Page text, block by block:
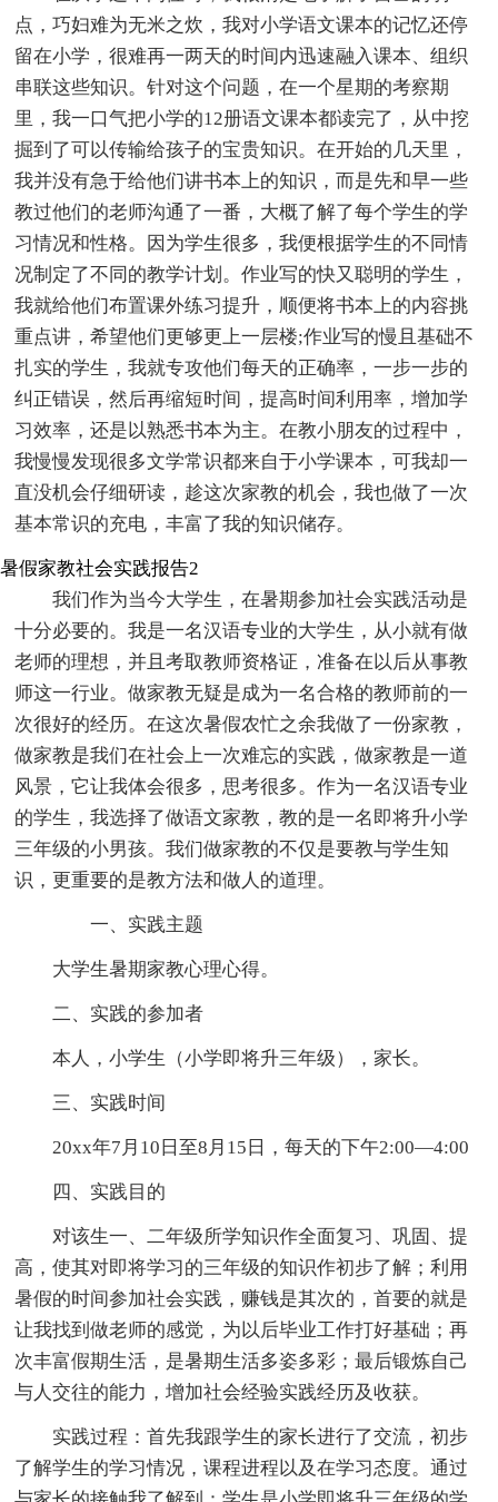
点，巧妇难为无米之炊，我对小学语文课本的记忆还停
留在小学，很难再一两天的时间内迅速融入课本、组织
串联这些知识。针对这个问题，在一个星期的考察期
里，我一口气把小学的12册语文课本都读完了，从中挖
掘到了可以传输给孩子的宝贵知识。在开始的几天里，
我并没有急于给他们讲书本上的知识，而是先和早一些
教过他们的老师沟通了一番，大概了解了每个学生的学
习情况和性格。因为学生很多，我便根据学生的不同情
况制定了不同的教学计划。作业写的快又聪明的学生，
我就给他们布置课外练习提升，顺便将书本上的内容挑
重点讲，希望他们更够更上一层楼;作业写的慢且基础不
扎实的学生，我就专攻他们每天的正确率，一步一步的
纠正错误，然后再缩短时间，提高时间利用率，增加学
习效率，还是以熟悉书本为主。在教小朋友的过程中，
我慢慢发现很多文学常识都来自于小学课本，可我却一
直没机会仔细研读，趁这次家教的机会，我也做了一次
基本常识的充电，丰富了我的知识储存。
暑假家教社会实践报告2
我们作为当今大学生，在暑期参加社会实践活动是
十分必要的。我是一名汉语专业的大学生，从小就有做
老师的理想，并且考取教师资格证，准备在以后从事教
师这一行业。做家教无疑是成为一名合格的教师前的一
次很好的经历。在这次暑假农忙之余我做了一份家教，
做家教是我们在社会上一次难忘的实践，做家教是一道
风景，它让我体会很多，思考很多。作为一名汉语专业
的学生，我选择了做语文家教，教的是一名即将升小学
三年级的小男孩。我们做家教的不仅是要教与学生知
识，更重要的是教方法和做人的道理。
一、实践主题
大学生暑期家教心理心得。
二、实践的参加者
本人，小学生（小学即将升三年级），家长。
三、实践时间
20xx年7月10日至8月15日，每天的下午2:00—4:00
四、实践目的
对该生一、二年级所学知识作全面复习、巩固、提
高，使其对即将学习的三年级的知识作初步了解；利用
暑假的时间参加社会实践，赚钱是其次的，首要的就是
让我找到做老师的感觉，为以后毕业工作打好基础；再
次丰富假期生活，是暑期生活多姿多彩；最后锻炼自己
与人交往的能力，增加社会经验实践经历及收获。
实践过程：首先我跟学生的家长进行了交流，初步
了解学生的学习情况，课程进程以及在学习态度。通过